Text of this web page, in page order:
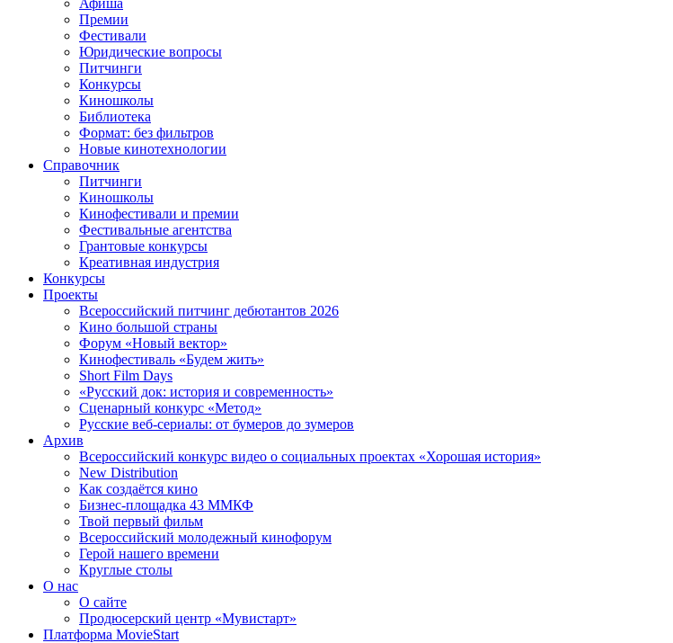
Афиша
Премии
Фестивали
Юридические вопросы
Питчинги
Конкурсы
Киношколы
Библиотека
Формат: без фильтров
Новые кинотехнологии
Справочник
Питчинги
Киношколы
Кинофестивали и премии
Фестивальные агентства
Грантовые конкурсы
Креативная индустрия
Конкурсы
Проекты
Всероссийский питчинг дебютантов 2026
Кино большой страны
Форум «Новый вектор»
Кинофестиваль «Будем жить»
Short Film Days
«Русский док: история и современность»
Сценарный конкурс «Метод»
Русские веб-сериалы: от бумеров до зумеров
Архив
Всероссийский конкурс видео о социальных проектах «Хорошая история»
New Distribution
Как создаётся кино
Бизнес-площадка 43 ММКФ
Твой первый фильм
Всероссийский молодежный кинофорум
Герой нашего времени
Круглые столы
О нас
О сайте
Продюсерский центр «Мувистарт»
Платформа MovieStart